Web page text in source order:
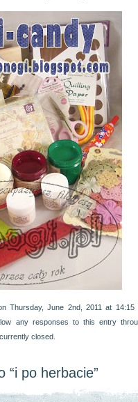
Thursday, June 2nd, 2011 at
any responses to this entry
closed.
“i po herbacie”